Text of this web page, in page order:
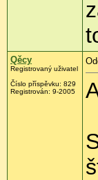
Qěcy
Registrovaný uživatel
Číslo příspěvku: 829
Registrován: 9-2005